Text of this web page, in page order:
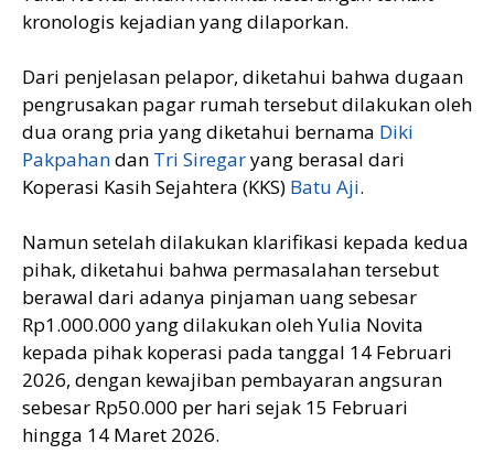
kronologis kejadian yang dilaporkan.
Dari penjelasan pelapor, diketahui bahwa dugaan
pengrusakan pagar rumah tersebut dilakukan oleh
dua orang pria yang diketahui bernama Diki
Pakpahandan Tri Siregaryang berasal dari
Koperasi Kasih Sejahtera (KKS) Batu Aji.
Namun setelah dilakukan klarifikasi kepada kedua
pihak, diketahui bahwa permasalahan tersebut
berawal dari adanya pinjaman uang sebesar
Rp1.000.000 yang dilakukan oleh Yulia Novita
kepada pihak koperasi pada tanggal 14 Februari
2026, dengan kewajiban pembayaran angsuran
sebesar Rp50.000 per hari sejak 15 Februari
hingga 14 Maret 2026.